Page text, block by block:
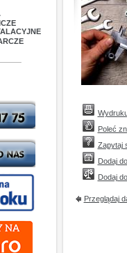
Poleć
Zapytaj
Dodaj
Dodaj
Przeglądaj